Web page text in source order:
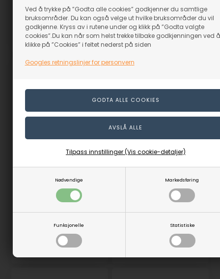
Ved å trykke på ”Godta alle cookies” godkjenner du samtlige
bruksområder. Du kan også velge ut hvilke bruksområder du vil
godkjenne. Kryss av i rutene under og klikk på ”Godta valgte
cookies”.Du kan når som helst trekke tilbake godkjenningen ved å
klikke på ”Cookies” i feltet nederst på siden
Googles retningslinjer for personvern
Nødvendige Markedsføring
Funksjonelle Statistiske
Tilpass innstillinger (Vis cookie-detaljer)
Evt. leveringskostnader
Varenr.: 75020
Evt. leveringskostnader
Varenr.: 75023
Liten
NOK
Liten Heavy
NOK